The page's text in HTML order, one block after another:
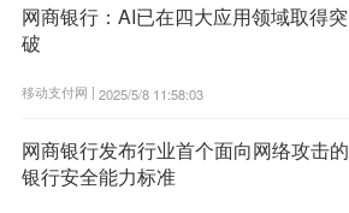
网商银行：AI已在四大应用领域取得突
破
移动支付网 | 2025/5/8 11:58:03
网商银行发布行业首个面向网络攻击的
银行安全能力标准